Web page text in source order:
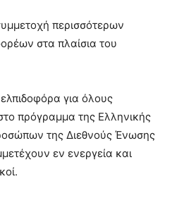
περισσότερων
στα πλαίσια του
για όλους
πρόγραμμα της Ελληνικής
της Διεθνούς Ένωσης
εν ενεργεία και